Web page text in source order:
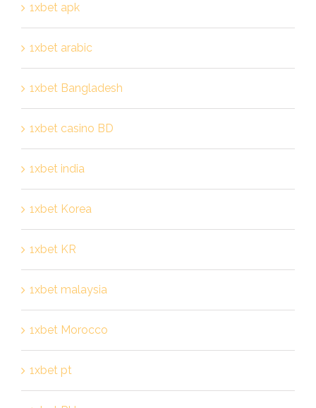
1xbet apk
1xbet arabic
1xbet Bangladesh
1xbet casino BD
1xbet india
1xbet Korea
1xbet KR
1xbet malaysia
1xbet Morocco
1xbet pt